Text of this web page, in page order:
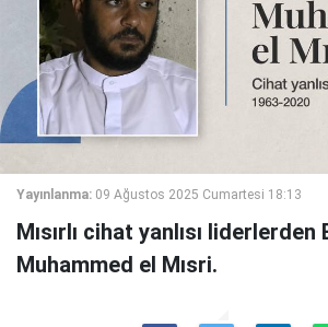
Yayınlanma: 09 Ağustos 2025 Cumartesi 18:13
Mısırlı cihat yanlısı liderlerden
Muhammed el Mısri.